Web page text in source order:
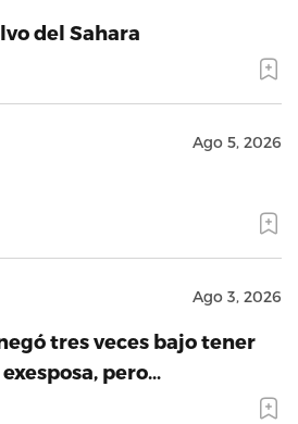
del Sahara
Ago 5, 2026
Ago 3, 2026
tres veces bajo tener
pero…